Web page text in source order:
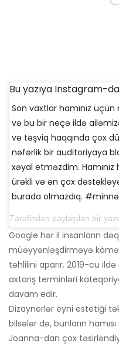
Bu yazıya Instagram-
Son vaxtlar hamınız
və bu bir neçə ildə
və təşviq haqqında çox
nəfərlik bir auditoriyaya
xəyal etməzdim.
ürəkli və ən çox
burada olmazdıq.
Tərəfindən paylaşılan bir yazı
Google hər il insanların
müəyyənləşdirməyə
təhlilini aparır. 2019-cu ildə
axtarış terminləri
davam edir.
Dizaynerlər eyni estetiği
bilsələr də, bunların
Joanna-dan çox